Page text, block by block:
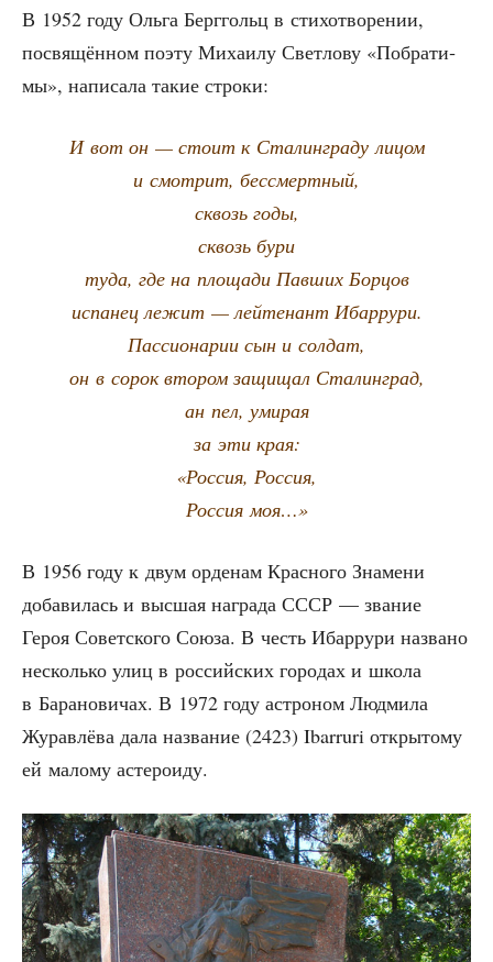
В 1952 году Оль­га Берг­гольц в сти­хо­тво­ре­нии,
посвя­щён­ном поэту Миха­и­лу Свет­ло­ву «Побра­ти­
мы», напи­са­ла такие строки:
И вот он — сто­ит к Ста­лин­гра­ду лицом
и смот­рит, бессмертный,
сквозь годы,
сквозь бури
туда, где на пло­ща­ди Пав­ших Борцов
испа­нец лежит — лей­те­нант Ибаррури.
Пас­си­о­на­рии сын и солдат,
он в сорок вто­ром защи­щал Сталинград,
ан пел, умирая
за эти края:
«Рос­сия, Россия,
Рос­сия моя…»
В 1956 году к двум орде­нам Крас­но­го Зна­ме­ни
доба­ви­лась и выс­шая награ­да СССР — зва­ние
Героя Совет­ско­го Сою­за. В честь Ибар­ру­ри назва­но
несколь­ко улиц в рос­сий­ских горо­дах и шко­ла
в Бара­но­ви­чах. В 1972 году аст­ро­ном Люд­ми­ла
Журав­лё­ва дала назва­ние (2423) Ibarruri откры­то­му
ей мало­му астероиду.